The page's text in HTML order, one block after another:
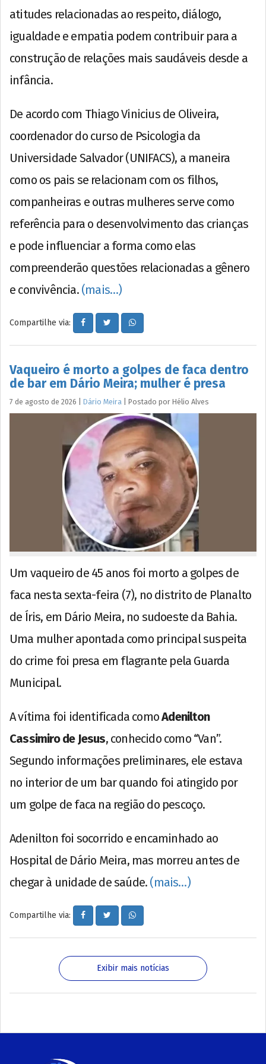
atitudes relacionadas ao respeito, diálogo,
igualdade e empatia podem contribuir para a
construção de relações mais saudáveis desde a
infância.
De acordo com Thiago Vinicius de Oliveira,
coordenador do curso de Psicologia da
Universidade Salvador (UNIFACS), a maneira
como os pais se relacionam com os filhos,
companheiras e outras mulheres serve como
referência para o desenvolvimento das crianças
e pode influenciar a forma como elas
compreenderão questões relacionadas a gênero
e convivência. (mais…)
Compartilhe via:
Vaqueiro é morto a golpes de faca dentro
de bar em Dário Meira; mulher é presa
7 de agosto de 2026 Dário Meira Postado por Hélio Alves
Um vaqueiro de 45 anos foi morto a golpes de
faca nesta sexta-feira (7), no distrito de Planalto
de Íris, em Dário Meira, no sudoeste da Bahia.
Uma mulher apontada como principal suspeita
do crime foi presa em flagrante pela Guarda
Municipal.
A vítima foi identificada comoAdenilton
Cassimiro de Jesus, conhecido como “Van”.
Segundo informações preliminares, ele estava
no interior de um bar quando foi atingido por
um golpe de faca na região do pescoço.
Adenilton foi socorrido e encaminhado ao
Hospital de Dário Meira, mas morreu antes de
chegar à unidade de saúde. (mais…)
Compartilhe via:
Exibir mais notícias